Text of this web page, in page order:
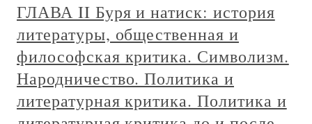
ГЛАВА II Буря и натиск: история
литературы, общественная и
философская критика. Символизм.
Народничество. Политика и
литературная критика. Политика и